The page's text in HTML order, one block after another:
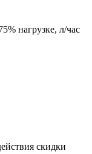
нагрузке, л/час
скидки